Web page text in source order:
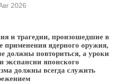
2026
и трагедии, произошедшие в
применения ядерного оружия,
должны повториться, а уроки
экспансии японского
должны всегда служить